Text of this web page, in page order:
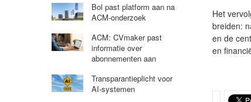
Het
breiden:
en de
en
Bol past platform aan na
ACM-onderzoek
ACM: CVmaker past
informatie over
abonnementen aan
Transparantieplicht voor
AI-systemen